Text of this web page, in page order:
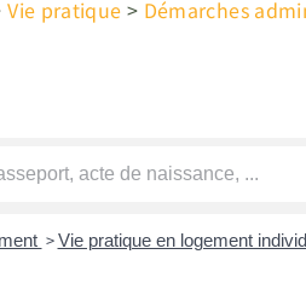
Vie pratique > Démarches
> Vie pratique en logement